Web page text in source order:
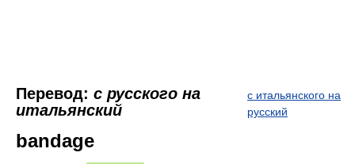
Перевод: с русского на
итальянский
с итальянского на
русский
bandage